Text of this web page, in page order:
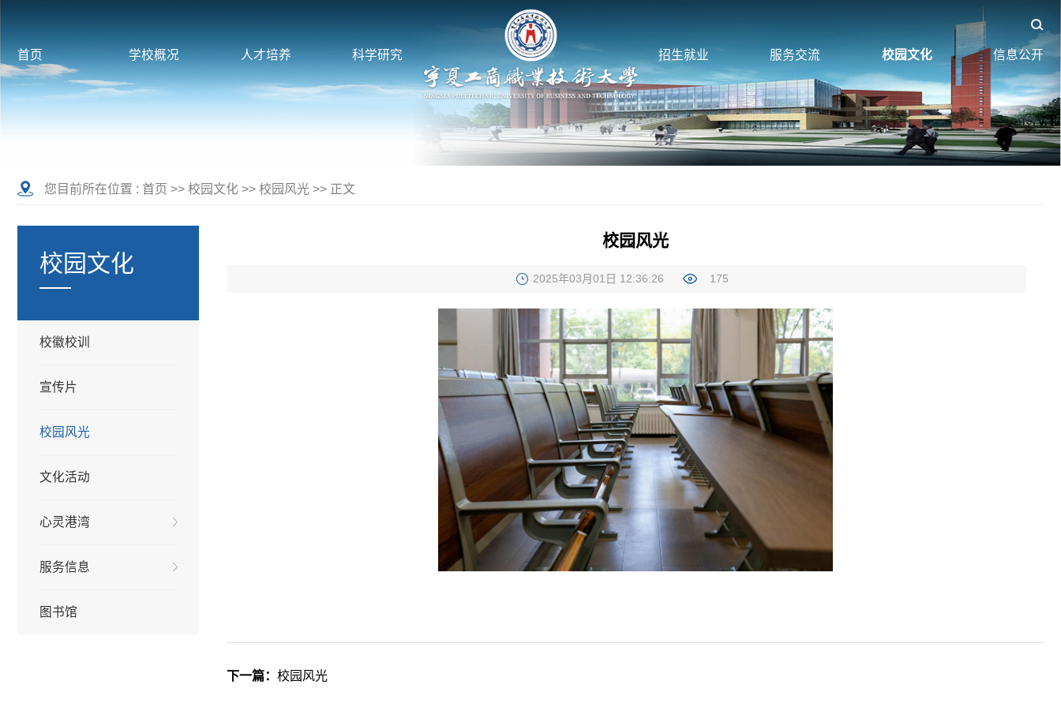
首页 学校概况 人才培养 科学研究 招生就业 服务交流 校园文化 信息公开
您目前所在位置 : 首页 >> 校园文化 >> 校园风光 >> 正文
校园文化
校徽校训
宣传片
校园风光
文化活动
心灵港湾
服务信息
图书馆
校园风光
2025年03月01日 12:36:26 175
下一篇： 校园风光